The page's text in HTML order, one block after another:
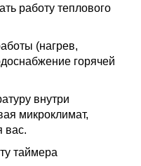
работу теплового
(нагрев,
горячей
внутри
микроклимат,
вас.
таймера